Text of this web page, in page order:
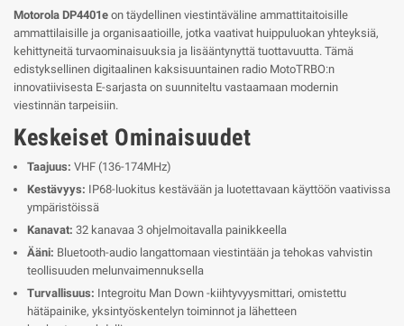
Motorola DP4401e on täydellinen viestintäväline ammattitaitoisille
ammattilaisille ja organisaatioille, jotka vaativat huippuluokan yhteyksiä,
kehittyneitä turvaominaisuuksia ja lisääntynyttä tuottavuutta. Tämä
edistyksellinen digitaalinen kaksisuuntainen radio MotoTRBO:n
innovatiivisesta E-sarjasta on suunniteltu vastaamaan modernin
viestinnän tarpeisiin.
Keskeiset Ominaisuudet
Taajuus: VHF (136-174MHz)
Kestävyys: IP68-luokitus kestävään ja luotettavaan käyttöön vaativissa
ympäristöissä
Kanavat: 32 kanavaa 3 ohjelmoitavalla painikkeella
Ääni: Bluetooth-audio langattomaan viestintään ja tehokas vahvistin
teollisuuden melunvaimennuksella
Turvallisuus: Integroitu Man Down -kiihtyvyysmittari, omistettu
hätäpainike, yksintyöskentelyn toiminnot ja lähetteen